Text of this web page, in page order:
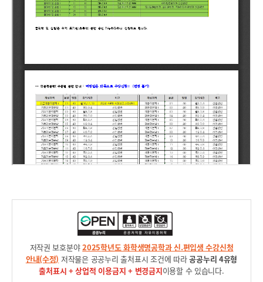
저작권 보호분야2025학년도 화학생명공학과 신.편입생 수강신청
안내(수정) 저작물은 공공누리 출처표시 조건에 따라공공누리 4유형
출처표시 + 상업적 이용금지 + 변경금지이용할 수 있습니다.